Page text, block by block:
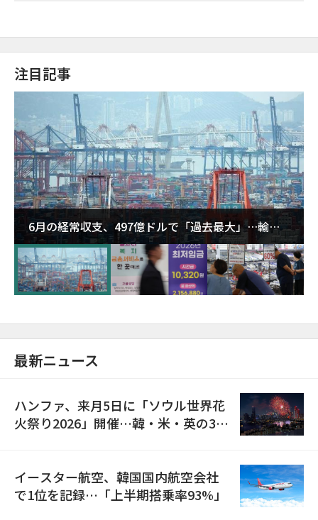
注目記事
6月の経常収支、497億ドルで「過去最大」…輸出
が初の1000億ドル突破
最新ニュース
ハンファ、来月5日に「ソウル世界花
火祭り2026」開催…韓・米・英の3カ
イースター航空、韓国国内航空会社
で1位を記録…「上半期搭乗率93%」